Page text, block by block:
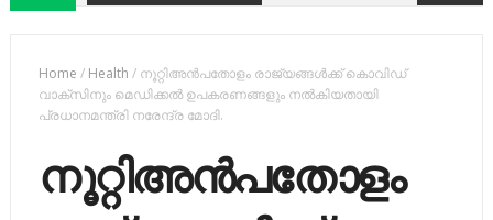
Home / Health / നൂറ്റിഅന്‍പതോളം രാജ്യങ്ങള്‍ക്ക് കൊവിഡ്
വാക്സിനും മെഡിക്കല്‍ ഉപകരണങ്ങളും നല്‍കിയതായി
പ്രധാനമന്ത്രി നരേന്ദ്ര മോദി.
നൂറ്റിഅന്‍പതോളം